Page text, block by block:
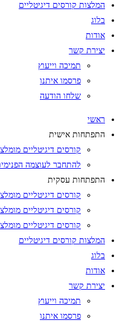
המלצות קורסים דיגיטליים
בלוג
אודות
יצירת קשר
תמיכה וייעוץ
פרסמו איתנו
שלחו הודעה
ראשי
התפתחות אישית
קורסים דיגיטליים
להתחבר לעוצמה
התפתחות עסקית
קורסים דיגיטליים
קורסים דיגיטליים
קורסים דיגיטליים
המלצות קורסים דיגיטליים
בלוג
אודות
יצירת קשר
תמיכה וייעוץ
פרסמו איתנו